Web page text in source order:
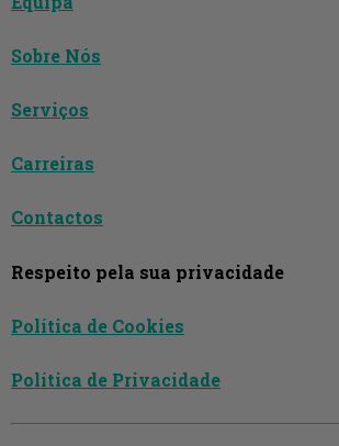
Sobre Nós
Serviços
Carreiras
Contactos
Respeito pela sua privacidade
Política de Cookies
Política de Privacidade